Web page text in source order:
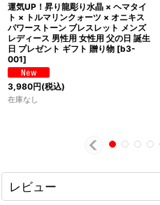
運気UP！昇り龍彫り水晶 × ヘマタイ
ト × トルマリンクォーツ × オニキス
パワーストーン ブレスレット メンズ
レディース 男性用 女性用 父の日 誕生
日 プレゼント ギフト 贈り物 [b3-
001]
3,980円(税込)
在庫なし
レビュー